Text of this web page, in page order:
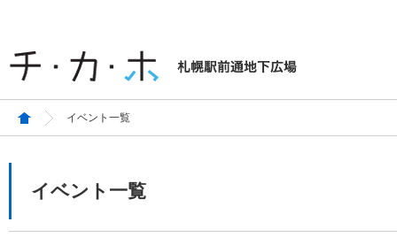
イベント一覧
イベント一覧